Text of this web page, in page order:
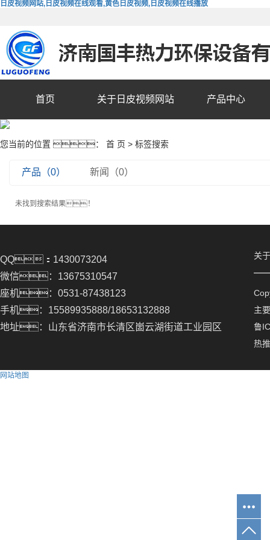
日皮视频网站,日皮视频在线观看,黄色日皮视频,日皮视频在线播放
首页 关于日皮视频网站 产品中心
您当前的位置 ： 首 页 > 标签搜索
产品（0） 新闻（0）
未找到搜索结果！
QQ：1430073204
微信：13675310547
座机：0531-87438123
手机：15589935888/18653132888
地址：山东省济南市长清区崮云湖街道工业园区
关
主
鲁
热
网站地图